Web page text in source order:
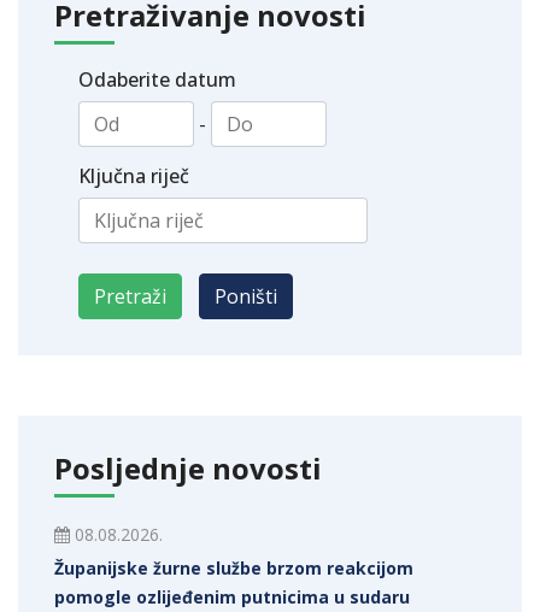
Pretraživanje novosti
Odaberite datum
-
Ključna riječ
Posljednje novosti
08.08.2026.
Županijske žurne službe brzom reakcijom
pomogle ozlijeđenim putnicima u sudaru